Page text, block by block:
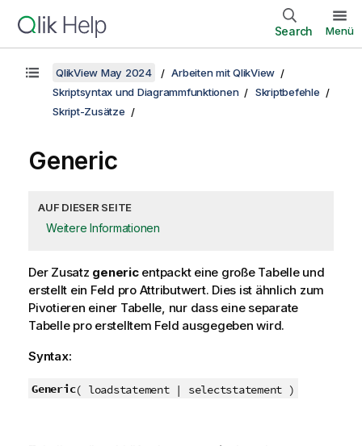
Search Menü
QlikView May 2024
Arbeiten mit QlikView
Skriptsyntax und Diagrammfunktionen
Skriptbefehle
Skript-Zusätze
Generic
AUF DIESER SEITE
Weitere Informationen
Der Zusatz genericentpackt eine große Tabelle und
erstellt ein Feld pro Attributwert. Dies ist ähnlich zum
Pivotieren einer Tabelle, nur dass eine separate
Tabelle pro erstelltem Feld ausgegeben wird.
Syntax:
Generic( loadstatement | selectstatement )